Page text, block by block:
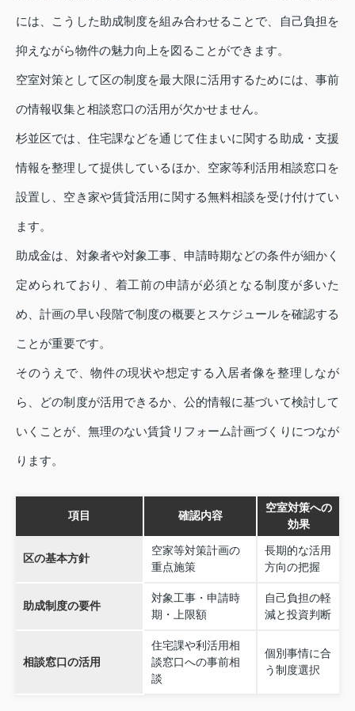
には、こうした助成制度を組み合わせることで、自己負担を
抑えながら物件の魅力向上を図ることができます。
空室対策として区の制度を最大限に活用するためには、事前
の情報収集と相談窓口の活用が欠かせません。
杉並区では、住宅課などを通じて住まいに関する助成・支援
情報を整理して提供しているほか、空家等利活用相談窓口を
設置し、空き家や賃貸活用に関する無料相談を受け付けてい
ます。
助成金は、対象者や対象工事、申請時期などの条件が細かく
定められており、着工前の申請が必須となる制度が多いた
め、計画の早い段階で制度の概要とスケジュールを確認する
ことが重要です。
そのうえで、物件の現状や想定する入居者像を整理しなが
ら、どの制度が活用できるか、公的情報に基づいて検討して
いくことが、無理のない賃貸リフォーム計画づくりにつなが
ります。
項目 確認内容
空室対策への
効果
区の基本方針
空家等対策計画の
重点施策
長期的な活用
方向の把握
助成制度の要件
対象工事・申請時
期・上限額
自己負担の軽
減と投資判断
相談窓口の活用
住宅課や利活用相
談窓口への事前相
談
個別事情に合
う制度選択